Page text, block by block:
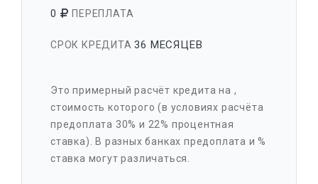
0 ПЕРЕПЛАТА
СРОК КРЕДИТА36 МЕСЯЦЕВ
Это примерный расчёт кредита на ,
стоимость которого(в условиях расчёта
предоплата 30% и 22% процентная
ставка). В разных банках предоплата и %
ставка могут различаться.